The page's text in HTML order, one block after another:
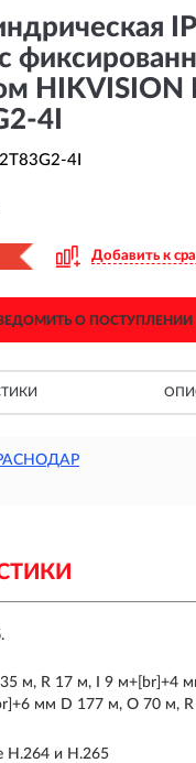
HIKVISION
4I
4I
Добавить к
О ПОСТУПЛЕНИИ
м, R 17 м, I 9 м+[br]+4
мм D 177 м, O 70 м,
H.264 и H.265